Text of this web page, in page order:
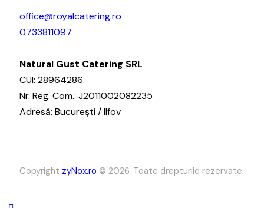
office@royalcatering.ro
0733811097
Natural Gust Catering SRL
CUI: 28964286
Nr. Reg. Com.: J2011002082235
Adresă: București / Ilfov
Copyright zyNox.ro © 2026. Toate drepturile rezervate.